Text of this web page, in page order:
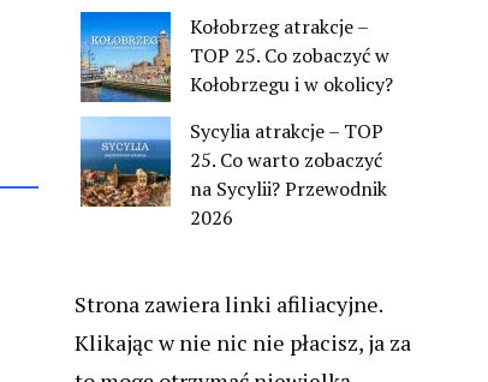
Kołobrzeg atrakcje –
TOP 25. Co zobaczyć w
Kołobrzegu i w okolicy?
Sycylia atrakcje – TOP
25. Co warto zobaczyć
na Sycylii? Przewodnik
2026
Strona zawiera linki afiliacyjne.
Klikając w nie nic nie płacisz, ja za